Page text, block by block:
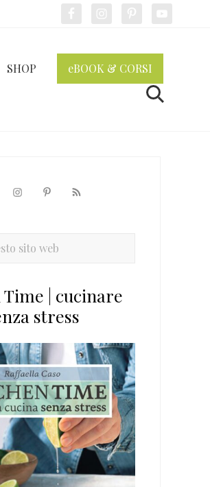
SHOP eBOOK & CORSI
Cerca
| cucinare
stress